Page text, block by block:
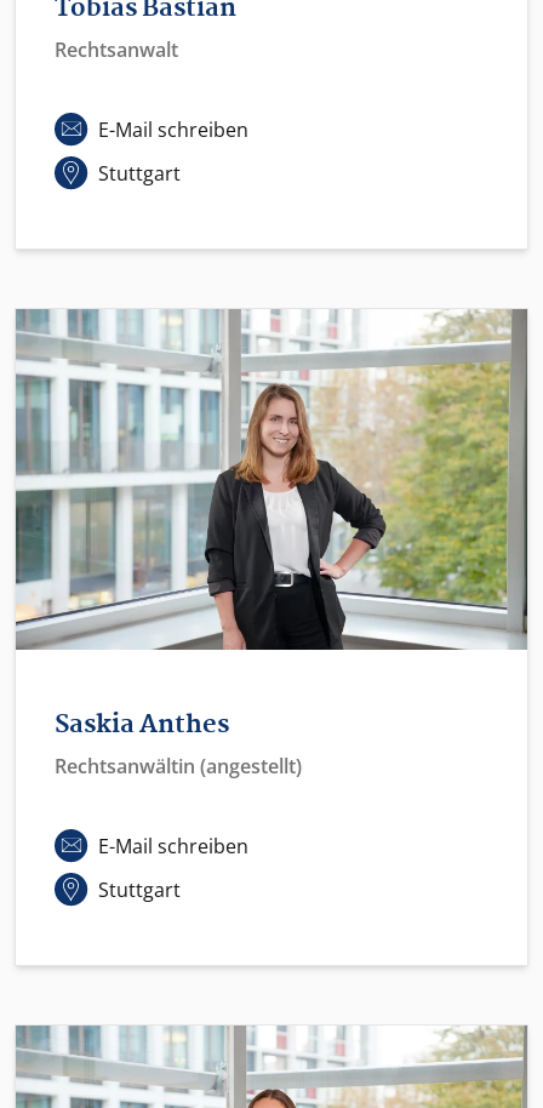
Rechtsanwalt
E-Mail schreiben
Stuttgart
Saskia Anthes
Rechtsanwältin (angestellt)
E-Mail schreiben
Stuttgart